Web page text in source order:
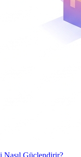
Nasıl Güçlendirir?